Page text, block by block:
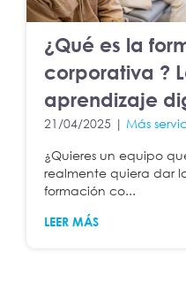
¿Qué es la
corporativa ?
aprendizaje
21/04/2025 | Más
¿Quieres un equipo
realmente quiera dar
formación co...
LEER MÁS